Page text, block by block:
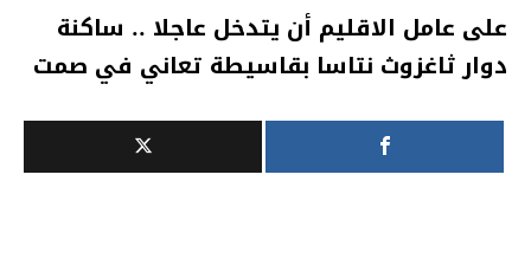
على عامل الاقليم أن يتدخل عاجلا .. ساكنة
دوار ثاغزوث نتاسا بقاسيطة تعاني في صمت